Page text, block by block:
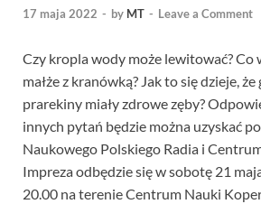
17 maja 2022 - by MT - Leave a Comment
Czy kropla wody może lewitować? Co
małże z kranówką? Jak to się dzieje,
prarekiny miały zdrowe zęby?
innych pytań będzie można uzyskać
Naukowego Polskiego Radia i
Impreza odbędzie się w sobotę 21
20.00 na terenie Centrum Nauki